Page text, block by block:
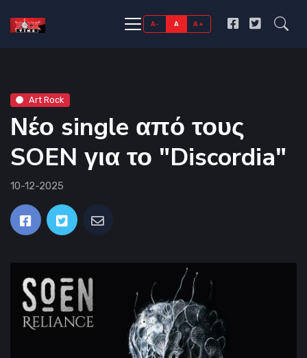
A- A A+
Art Rock
Νέο single από τους
SOEN για το "Discordia"
10-12-2025